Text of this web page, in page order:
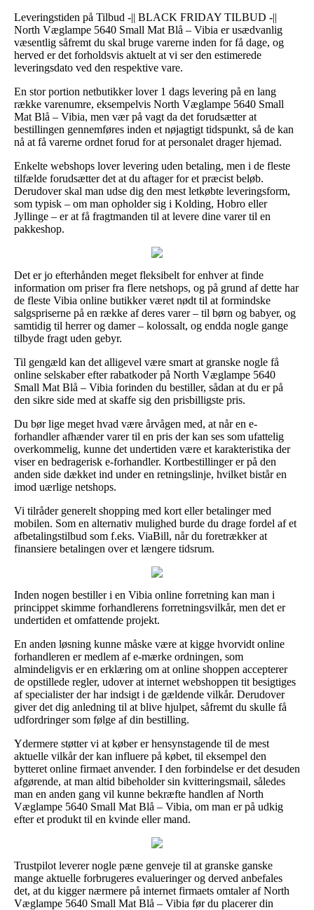
Leveringstiden på Tilbud -|| BLACK FRIDAY TILBUD -||
North Væglampe 5640 Small Mat Blå – Vibia er usædvanlig
væsentlig såfremt du skal bruge varerne inden for få dage, og
herved er det forholdsvis aktuelt at vi ser den estimerede
leveringsdato ved den respektive vare.
En stor portion netbutikker lover 1 dags levering på en lang
række varenumre, eksempelvis North Væglampe 5640 Small
Mat Blå – Vibia, men vær på vagt da det forudsætter at
bestillingen gennemføres inden et nøjagtigt tidspunkt, så de kan
nå at få varerne ordnet forud for at personalet drager hjemad.
Enkelte webshops lover levering uden betaling, men i de fleste
tilfælde forudsætter det at du aftager for et præcist beløb.
Derudover skal man udse dig den mest letkøbte leveringsform,
som typisk – om man opholder sig i Kolding, Hobro eller
Jyllinge – er at få fragtmanden til at levere dine varer til en
pakkeshop.
Det er jo efterhånden meget fleksibelt for enhver at finde
information om priser fra flere netshops, og på grund af dette har
de fleste Vibia online butikker været nødt til at formindske
salgspriserne på en række af deres varer – til børn og babyer, og
samtidig til herrer og damer – kolossalt, og endda nogle gange
tilbyde fragt uden gebyr.
Til gengæld kan det alligevel være smart at granske nogle få
online selskaber efter rabatkoder på North Væglampe 5640
Small Mat Blå – Vibia forinden du bestiller, sådan at du er på
den sikre side med at skaffe sig den prisbilligste pris.
Du bør lige meget hvad være årvågen med, at når en e-
forhandler afhænder varer til en pris der kan ses som ufattelig
overkommelig, kunne det undertiden være et karakteristika der
viser en bedragerisk e-forhandler. Kortbestillinger er på den
anden side dækket ind under en retningslinje, hvilket bistår en
imod uærlige netshops.
Vi tilråder generelt shopping med kort eller betalinger med
mobilen. Som en alternativ mulighed burde du drage fordel af et
afbetalingstilbud som f.eks. ViaBill, når du foretrækker at
finansiere betalingen over et længere tidsrum.
Inden nogen bestiller i en Vibia online forretning kan man i
princippet skimme forhandlerens forretningsvilkår, men det er
undertiden et omfattende projekt.
En anden løsning kunne måske være at kigge hvorvidt online
forhandleren er medlem af e-mærke ordningen, som
almindeligvis er en erklæring om at online shoppen accepterer
de opstillede regler, udover at internet webshoppen tit besigtiges
af specialister der har indsigt i de gældende vilkår. Derudover
giver det dig anledning til at blive hjulpet, såfremt du skulle få
udfordringer som følge af din bestilling.
Ydermere støtter vi at køber er hensynstagende til de mest
aktuelle vilkår der kan influere på købet, til eksempel den
bytteret online firmaet anvender. I den forbindelse er det desuden
afgørende, at man altid bibeholder sin kvitteringsmail, således
man en anden gang vil kunne bekræfte handlen af North
Væglampe 5640 Small Mat Blå – Vibia, om man er på udkig
efter et produkt til en kvinde eller mand.
Trustpilot leverer nogle pæne genveje til at granske ganske
mange aktuelle forbrugeres evalueringer og derved anbefales
det, at du kigger nærmere på internet firmaets omtaler af North
Væglampe 5640 Small Mat Blå – Vibia før du placerer din